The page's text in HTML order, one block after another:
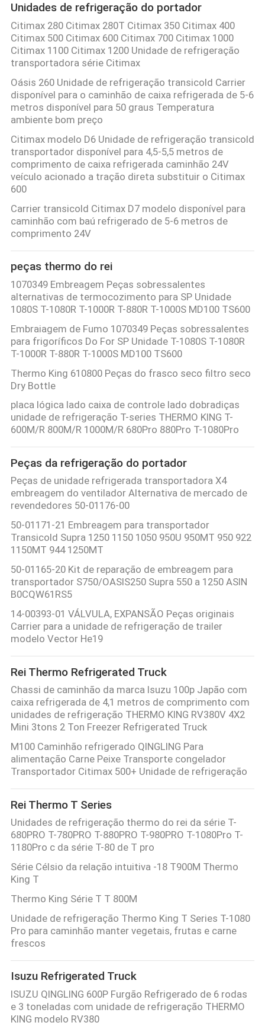
POLÍTICA
DE
PRIVACIDADE
Unidades de refrigeração do portador
Citimax 280 Citimax 280T Citimax 350 Citimax 400
Citimax 500 Citimax 600 Citimax 700 Citimax 1000
Citimax 1100 Citimax 1200 Unidade de refrigeração
transportadora série Citimax
Oásis 260 Unidade de refrigeração transicold Carrier
disponível para o caminhão de caixa refrigerada de 5-6
metros disponível para 50 graus Temperatura
ambiente bom preço
Citimax modelo D6 Unidade de refrigeração transicold
transportador disponível para 4,5-5,5 metros de
comprimento de caixa refrigerada caminhão 24V
veículo acionado a tração direta substituir o Citimax
600
Carrier transicold Citimax D7 modelo disponível para
caminhão com baú refrigerado de 5-6 metros de
comprimento 24V
peças thermo do rei
1070349 Embreagem Peças sobressalentes
alternativas de termocozimento para SP Unidade
1080S T-1080R T-1000R T-880R T-1000S MD100 TS600
Embraiagem de Fumo 1070349 Peças sobressalentes
para frigoríficos Do For SP Unidade T-1080S T-1080R
T-1000R T-880R T-1000S MD100 TS600
Thermo King 610800 Peças do frasco seco filtro seco
Dry Bottle
placa lógica lado caixa de controle lado dobradiças
unidade de refrigeração T-series THERMO KING T-
600M/R 800M/R 1000M/R 680Pro 880Pro T-1080Pro
Peças da refrigeração do portador
Peças de unidade refrigerada transportadora X4
embreagem do ventilador Alternativa de mercado de
revendedores 50-01176-00
50-01171-21 Embreagem para transportador
Transicold Supra 1250 1150 1050 950U 950MT 950 922
1150MT 944 1250MT
50-01165-20 Kit de reparação de embreagem para
transportador S750/OASIS250 Supra 550 a 1250 ASIN
B0CQW61RS5
14-00393-01 VÁLVULA, EXPANSÃO Peças originais
Carrier para a unidade de refrigeração de trailer
modelo Vector He19
Rei Thermo Refrigerated Truck
Chassi de caminhão da marca Isuzu 100p Japão com
caixa refrigerada de 4,1 metros de comprimento com
unidades de refrigeração THERMO KING RV380V 4X2
Mini 3tons 2 Ton Freezer Refrigerated Truck
M100 Caminhão refrigerado QINGLING Para
alimentação Carne Peixe Transporte congelador
Transportador Citimax 500+ Unidade de refrigeração
Rei Thermo T Series
Unidades de refrigeração thermo do rei da série T-
680PRO T-780PRO T-880PRO T-980PRO T-1080Pro T-
1180Pro c da série T-80 de T pro
Série Célsio da relação intuitiva -18 T900M Thermo
King T
Thermo King Série T T 800M
Unidade de refrigeração Thermo King T Series T-1080
Pro para caminhão manter vegetais, frutas e carne
frescos
Isuzu Refrigerated Truck
ISUZU QINGLING 600P Furgão Refrigerado de 6 rodas
e 3 toneladas com unidade de refrigeração THERMO
KING modelo RV380